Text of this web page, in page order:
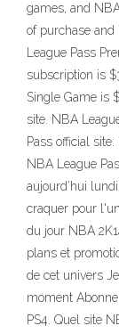
games, and
of purchase
League Pass
subscription is
Single Game is
site. NBA
Pass official
NBA League
aujourd’hui
craquer pour
du jour NBA
plans et
de cet univers
moment
PS4. Quel site